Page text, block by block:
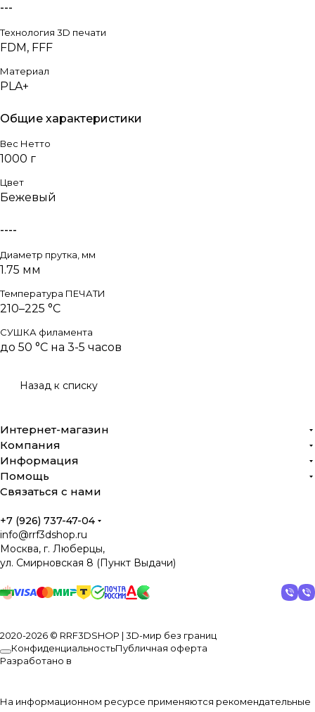
---
Технология 3D печати
FDM, FFF
Материал
PLA+
Общие характеристики
Вес Нетто
1000 г
Цвет
Бежевый
----
Диаметр прутка, мм
1.75 мм
Температура ПЕЧАТИ
210–225 °C
СУШКА филамента
до 50 °C на 3-5 часов
Назад к списку
Интернет-магазин
Компания
Информация
Помощь
Связаться с нами
+7 (926) 737-47-04
info@rrf3dshop.ru
Москва, г. Люберцы,
ул. Смирновская 8 (Пункт Выдачи)
2020-2026 © RRF3DSHOP | 3D-мир без границ
КонфиденциальностьПубличная оферта
Разработано в
На информационном ресурсе применяются рекомендательные